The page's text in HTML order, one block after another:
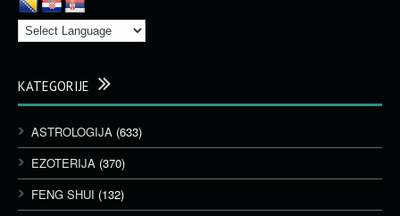
KATEGORIJE
ASTROLOGIJA (633)
EZOTERIJA (370)
FENG SHUI (132)